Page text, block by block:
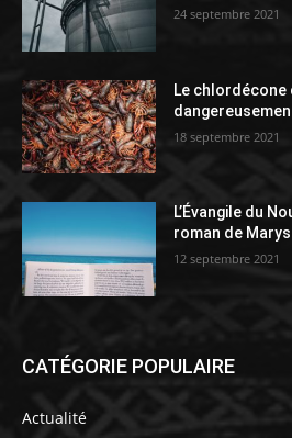
24 septembre 2021
Le
18 septembre 2021
L’Évangile du
roman de
12 septembre 2021
CATÉGORIE POPULAIRE
Actualité